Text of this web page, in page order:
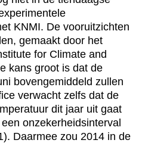
KNMI. De vooruitzichten
gemaakt door het
for Climate and
kans groot is dat de
bovengemiddeld zullen
verwacht zelfs dat de
dit jaar uit gaat
onzekerheidsinterval
Daarmee zou 2014 in de